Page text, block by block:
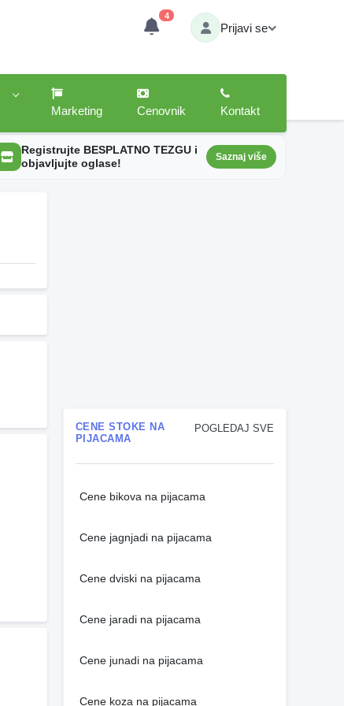
4
Prijavi se
Marketing
Cenovnik Kontakt
Registrujte BESPLATNO TEZGU i
objavljujte oglase!
Saznaj više
POGLEDAJ SVE
CENE STOKE NA
PIJACAMA
Cene bikova na pijacama
Cene jagnjadi na pijacama
Cene dviski na pijacama
Cene jaradi na pijacama
Cene junadi na pijacama
Cene koza na pijacama